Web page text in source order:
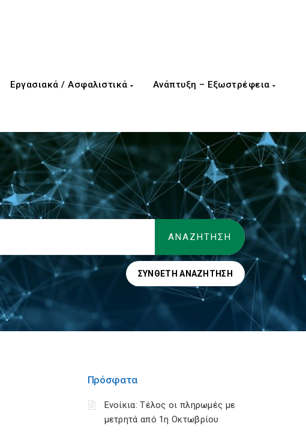
Εργασιακά / Ασφαλιστικά Ανάπτυξη – Εξωστρέφεια
ΣΎΝΘΕΤΗ ΑΝΑΖΉΤΗΣΗ
Πρόσφατα
Ενοίκια: Τέλος οι πληρωμές με
μετρητά από 1η Οκτωβρίου